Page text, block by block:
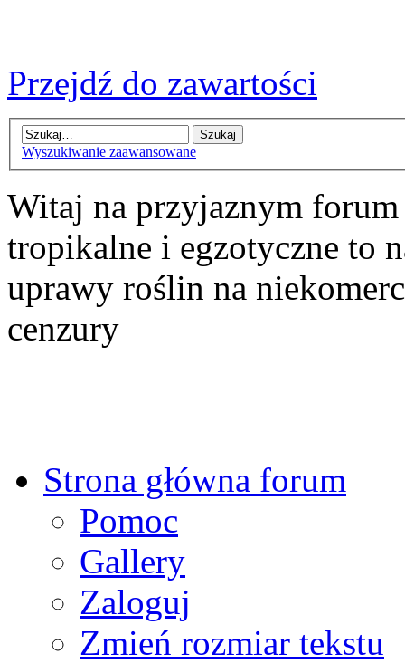
Przejdź do zawartości
Wyszukiwanie zaawansowane
Witaj na przyjaznym
tropikalne i egzotyczne to
uprawy roślin na
cenzury
Strona główna forum
Pomoc
Gallery
Zaloguj
Zmień rozmiar tekstu